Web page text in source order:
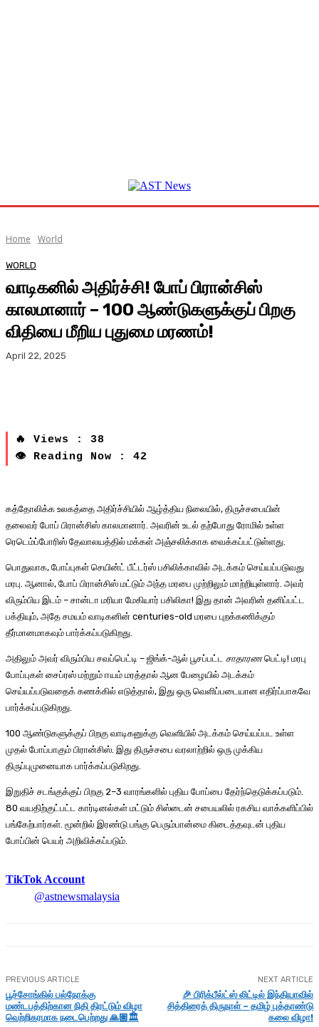
Home World
WORLD
வாடிகனில் அதிர்ச்சி! போப் பிரான்சிஸ்
காலமானார் – 100 ஆண்டுகளுக்குப் பிறகு
விதியை மீறிய புதுமை மரணம்!
April 22, 2025
🔥 Views : 38
👁 Reading Now : 42
கத்தோலிக்க உலகத்தை அதிர்ச்சியில் ஆழ்த்திய நிலையில், திருச்சபையின்
தலைவர் போப் பிரான்சிஸ் காலமானார். அவரின் உடல் தற்போது ரோமில் உள்ள
ரெடெம்ப்போரிஸ் தேவாலயத்தில் மக்கள் அஞ்சலிக்காக வைக்கப்பட்டுள்ளது.
பொதுவாக, போப்புகள் செயின்ட் பீட்டர்ஸ் பசிலிக்காவில் அடக்கம் செய்யப்படுவது
மரபு. ஆனால், போப் பிரான்சிஸ் மட்டும் அந்த மரபை முற்றிலும் மாற்றியுள்ளார். அவர்
விரும்பிய இடம் – சான்டா மரியா மேகியார் பசிலிகா! இது தான் அவரின் தனிப்பட்ட
பக்தியும், அதே சமயம் வாடிகனின் centuries-old மரபை புறக்கணிக்கும்
தீர்மானமாகவும் பார்க்கப்படுகிறது.
அதிலும் அவர் விரும்பிய சவப்பெட்டி – ஜிங்க்-ஆல் பூசப்பட்ட சாதாரணபெட்டி! மரபு
போப்புகள் சைப்ரஸ் மற்றும் ஈயம் மரத்தால் ஆன பேழையில் அடக்கம்
செய்யப்படுவதைக் கணக்கில் எடுத்தால், இது ஒரு வெளிப்படையான எதிர்ப்பாகவே
பார்க்கப்படுகிறது.
100 ஆண்டுகளுக்குப் பிறகு வாடிகனுக்கு வெளியில் அடக்கம் செய்யப்பட உள்ள
முதல் போப்பாகும் பிரான்சிஸ். இது திருச்சபை வரலாற்றில் ஒரு முக்கிய
திருப்புமுனையாக பார்க்கப்படுகிறது.
இறுதிச் சடங்குக்குப் பிறகு 2–3 வாரங்களில் புதிய போப்பை தேர்ந்தெடுக்கப்படும்.
80 வயதிற்குட்பட்ட கார்டினல்கள் மட்டும் சிஸ்டைன் சபையலில் ரகசிய வாக்களிப்பில்
பங்கேற்பார்கள். மூன்றில் இரண்டு பங்கு பெரும்பான்மை கிடைத்தவுடன் புதிய
போப்பின் பெயர் அறிவிக்கப்படும்.
TikTok Account
@astnewsmalaysia
PREVIOUS ARTICLE
பூச்சோங்கில் பல்நோக்கு
மண்டபத்திற்கான நிதி திரட்டும் விழா
வெற்றிகரமாக நடைபெற்றது 🙏🏽🏛️
NEXT ARTICLE
🎉 பிரிக்‌பீல்ட்ஸ் லிட்டில் இந்தியாவில்
சித்திரைத் திருநாள் – தமிழ் புத்தாண்டு
கலை விழா!